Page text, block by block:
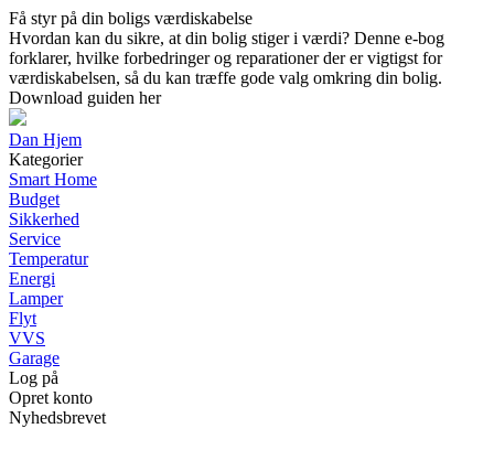
Få styr på din boligs værdiskabelse
Hvordan kan du sikre, at din bolig stiger i værdi? Denne e-bog
forklarer, hvilke forbedringer og reparationer der er vigtigst for
værdiskabelsen, så du kan træffe gode valg omkring din bolig.
Download guiden her
Dan Hjem
Kategorier
Smart Home
Budget
Sikkerhed
Service
Temperatur
Energi
Lamper
Flyt
VVS
Garage
Log på
Opret konto
Nyhedsbrevet